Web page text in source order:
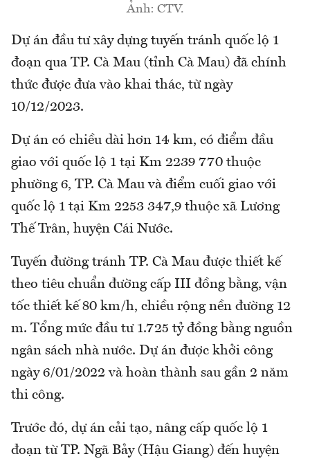
Ảnh: CTV.
Dự án đầu tư xây dựng tuyến tránh quốc lộ 1
đoạn qua TP. Cà Mau (tỉnh Cà Mau) đã chính
thức được đưa vào khai thác, từ ngày
10/12/2023.
Dự án có chiều dài hơn 14 km, có điểm đầu
giao với quốc lộ 1 tại Km 2239 770 thuộc
phường 6, TP. Cà Mau và điểm cuối giao với
quốc lộ 1 tại Km 2253 347,9 thuộc xã Lương
Thế Trân, huyện Cái Nước.
Tuyến đường tránh TP. Cà Mau được thiết kế
theo tiêu chuẩn đường cấp III đồng bằng, vận
tốc thiết kế 80 km/h, chiều rộng nền đường 12
m. Tổng mức đầu tư 1.725 tỷ đồng bằng nguồn
ngân sách nhà nước. Dự án được khởi công
ngày 6/01/2022 và hoàn thành sau gần 2 năm
thi công.
Trước đó, dự án cải tạo, nâng cấp quốc lộ 1
đoạn từ TP. Ngã Bảy (Hậu Giang) đến huyện